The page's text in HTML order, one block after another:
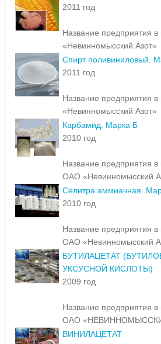
2011 год
Название предприятия в
«Невинномысский Азот»
Спирт поливиниловый.
2011 год
Название предприятия в
«Невинномысский Азот»
Карбамид. Марка Б
2010 год
Название предприятия в
ОАО «Невинномысский
Селитра аммиачная.
2010 год
Название предприятия в
ОАО «Невинномысский
БУТИЛАЦЕТАТ
УКСУСНОЙ КИСЛОТЫ)
2009 год
Название предприятия в
ОАО
ВИНИЛАЦЕТАТ